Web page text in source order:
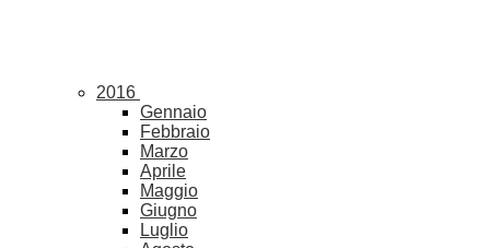
2016
Gennaio
Febbraio
Marzo
Aprile
Maggio
Giugno
Luglio